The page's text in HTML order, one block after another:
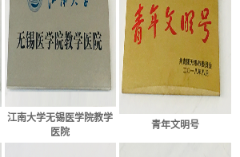
江南大学无锡医学院教学
医院
青年文明号